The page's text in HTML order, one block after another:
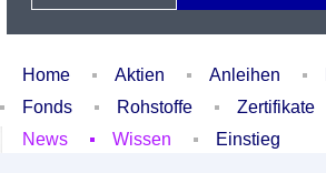
Home Aktien Anleihen
Fonds
Rohstoffe Zertifikate
News
Wissen Einstieg